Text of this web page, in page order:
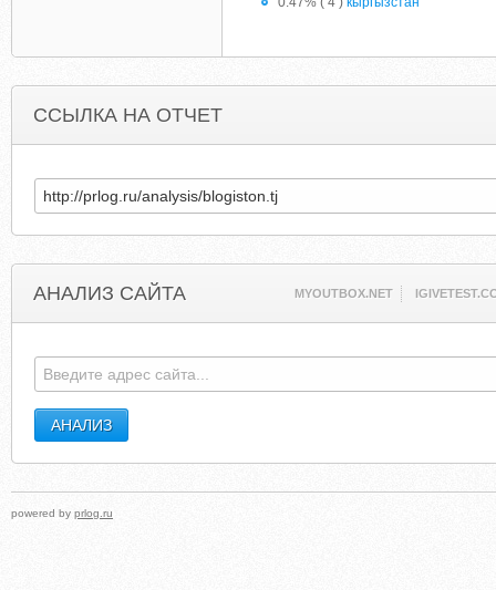
ССЫЛКА НА ОТЧЕТ
АНАЛИЗ САЙТА MYOUTBOX.NET
powered by prlog.ru